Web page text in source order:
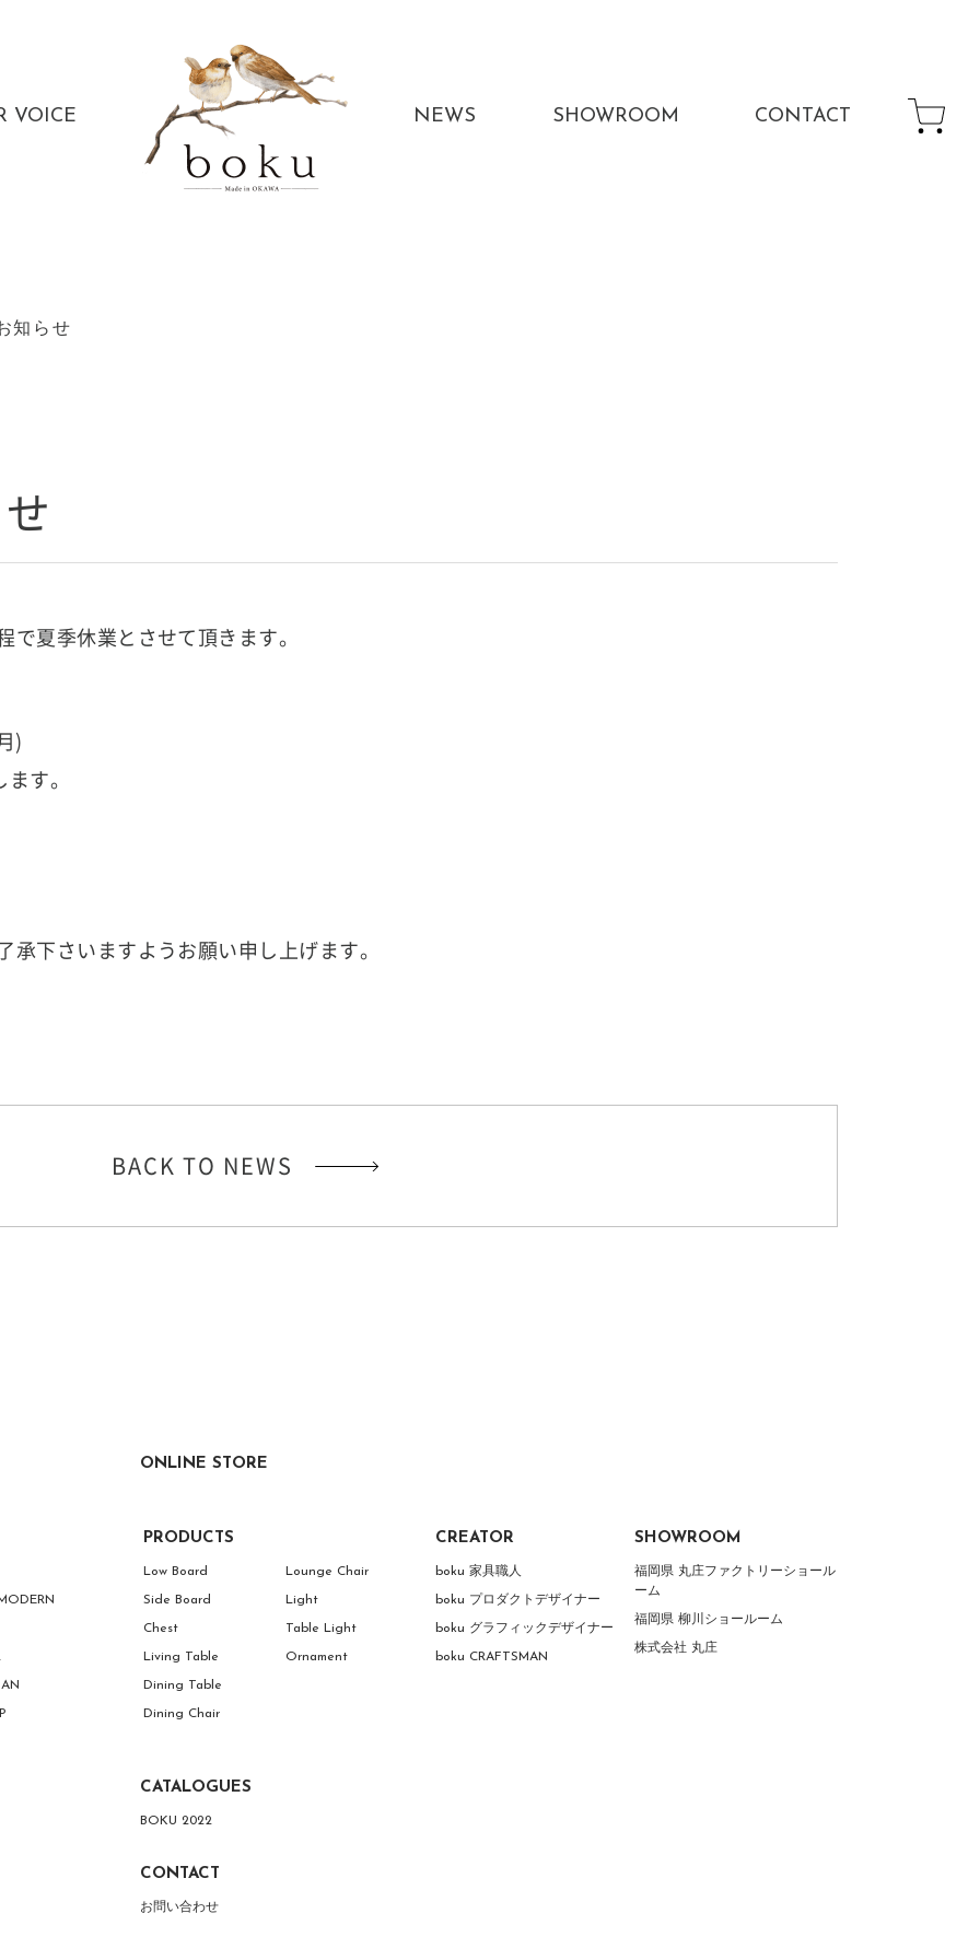
VOICE NEWS SHOWROOM CONTACT
知らせ
夏季休業とさせて頂きます。
)
す。
下さいますようお願い申し上げます。
BACK TO NEWS
ONLINE STORE
PRODUCTS
Low Board
Side Board
Chest
Living Table
Dining Table
Dining Chair
Lounge Chair
Light
Table Light
Ornament
CREATOR
boku 家具職人
boku プロダクトデザイナー
boku グラフィックデザイナー
boku CRAFTSMAN
SHOWROOM
福岡県 丸庄ファクトリーショール
ーム
福岡県 柳川ショールーム
株式会社 丸庄
CATALOGUES
BOKU 2022
CONTACT
お問い合わせ